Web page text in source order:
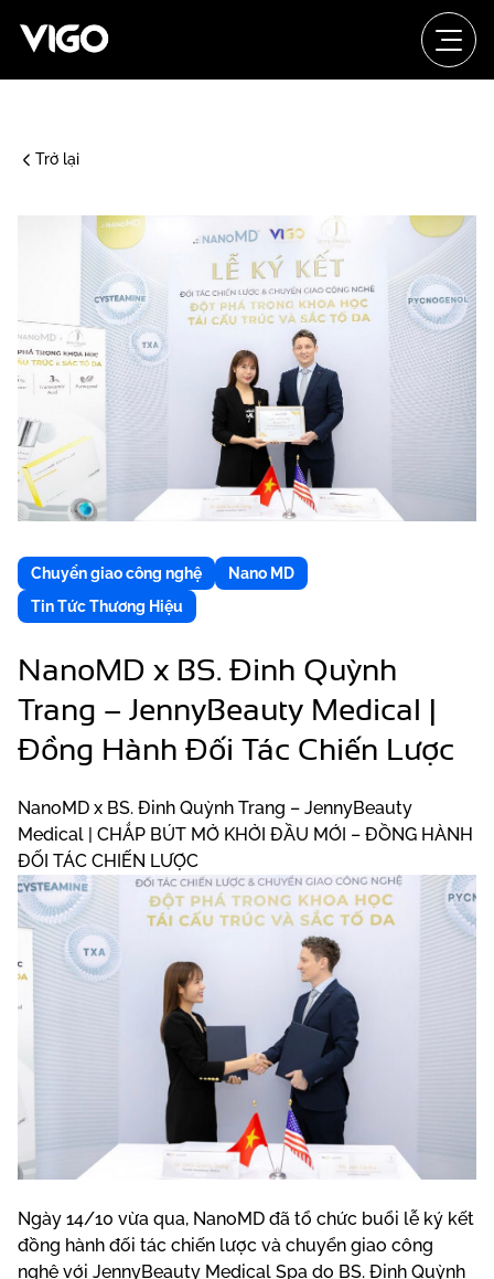
Trở lại
Chuyển giao công nghệ
Nano MD
Tin Tức Thương Hiệu
NanoMD x BS. Đinh Quỳnh
Trang – JennyBeauty Medical |
Đồng Hành Đối Tác Chiến Lược
NanoMD x BS. Đinh Quỳnh Trang – JennyBeauty
Medical | CHẮP BÚT MỞ KHỞI ĐẦU MỚI – ĐỒNG HÀNH
ĐỐI TÁC CHIẾN LƯỢC
Ngày 14/10 vừa qua, NanoMD đã tổ chức buổi lễ ký kết
đồng hành đối tác chiến lược và chuyển giao công
nghệ với JennyBeauty Medical Spa do BS. Đinh Quỳnh